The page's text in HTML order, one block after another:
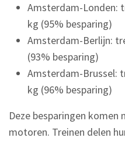
Amsterdam-Londen:
kg (95% besparing)
Amsterdam-Berlijn:
(93% besparing)
Amsterdam-Brussel:
kg (96% besparing)
Deze besparingen
motoren. Treinen delen